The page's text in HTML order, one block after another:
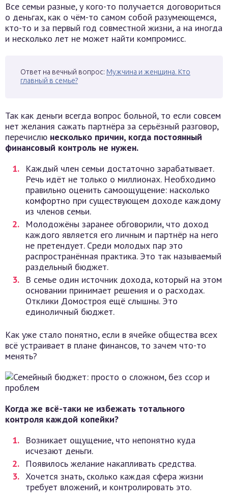
Все семьи разные, у кого-то получается договориться
о деньгах, как о чём-то самом собой разумеющемся,
кто-то и за первый год совместной жизни, а на иногда
и несколько лет не может найти компромисс.
Ответ на вечный вопрос: Мужчина и женщина. Кто
главный в семье?
Так как деньги всегда вопрос больной, то если совсем
нет желания сажать партнёра за серьёзный разговор,
перечислю несколько причин, когда постоянный
финансовый контроль не нужен.
Каждый член семьи достаточно зарабатывает.
Речь идёт не только о миллионах. Необходимо
правильно оценить самоощущение: насколько
комфортно при существующем доходе каждому
из членов семьи.
Молодожёны заранее обговорили, что доход
каждого является его личным и партнёр на него
не претендует. Среди молодых пар это
распространённая практика. Это так называемый
раздельный бюджет.
В семье один источник дохода, который на этом
основании принимает решения и о расходах.
Отклики Домостроя ещё слышны. Это
единоличный бюджет.
Как уже стало понятно, если в ячейке общества всех
всё устраивает в плане финансов, то зачем что-то
менять?
Когда же всё-таки не избежать тотального
контроля каждой копейки?
Возникает ощущение, что непонятно куда
исчезают деньги.
Появилось желание накапливать средства.
Хочется знать, сколько каждая сфера жизни
требует вложений, и контролировать это.